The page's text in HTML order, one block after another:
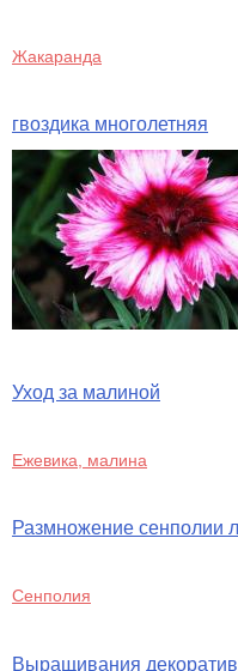
Жакаранда
гвоздика многолетняя
Уход за малиной
Ежевика, малина
Размножение сенполии
Сенполия
Выращивания